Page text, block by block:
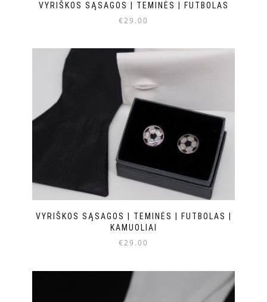
VYRIŠKOS SĄSAGOS | TEMINĖS | FUTBOLAS
€29.00
VYRIŠKOS SĄSAGOS | TEMINĖS | FUTBOLAS |
KAMUOLIAI
€29.00